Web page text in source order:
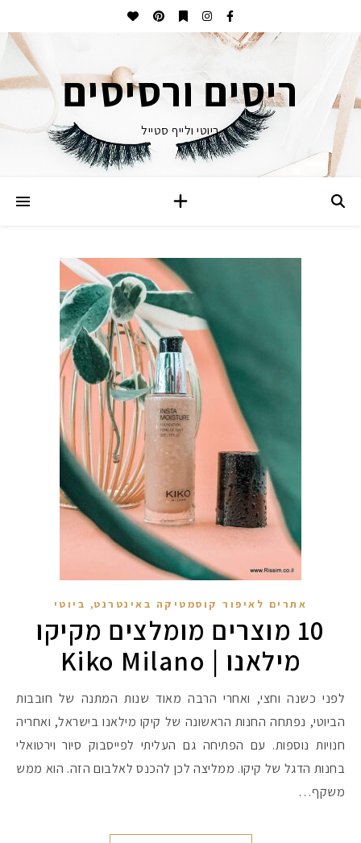
ריסים ורסיסים
ביוטי ולייף סטייל
אתרים לאיפור קוסמטיקה באינטרנט, ביוטי
10 מוצרים מומלצים מקיקו
מילאנו | Kiko Milano
לפני כשנה וחצי, ואחרי הרבה מאוד שנות המתנה של חובבות
הביוטי, נפתחה החנות הראשונה של קיקו מילאנו בישראל, ואחריה
חנויות נוספות. עם הפתיחה גם העליתי לפייסבוק סיור וירטואלי
בחנות הדגל של קיקו. ממליצה לכן להכנס לאלבום הזה. הוא ממש
משקף…